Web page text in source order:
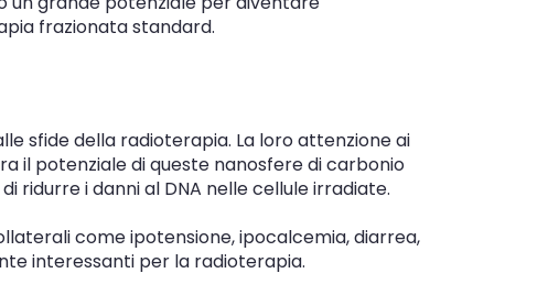
frazionata standard.
sfide della radioterapia. La loro attenzione ai
il potenziale di queste nanosfere di carbonio
i danni al DNA nelle cellule irradiate.
come ipotensione, ipocalcemia, diarrea,
interessanti per la radioterapia.